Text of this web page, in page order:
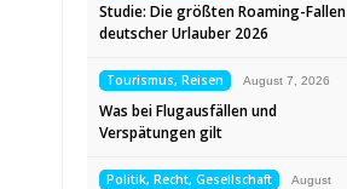
Studie: Die größten Roaming-Fallen
deutscher Urlauber 2026
Tourismus, Reisen August 7, 2026
Was bei Flugausfällen und
Verspätungen gilt
Politik, Recht, Gesellschaft
August